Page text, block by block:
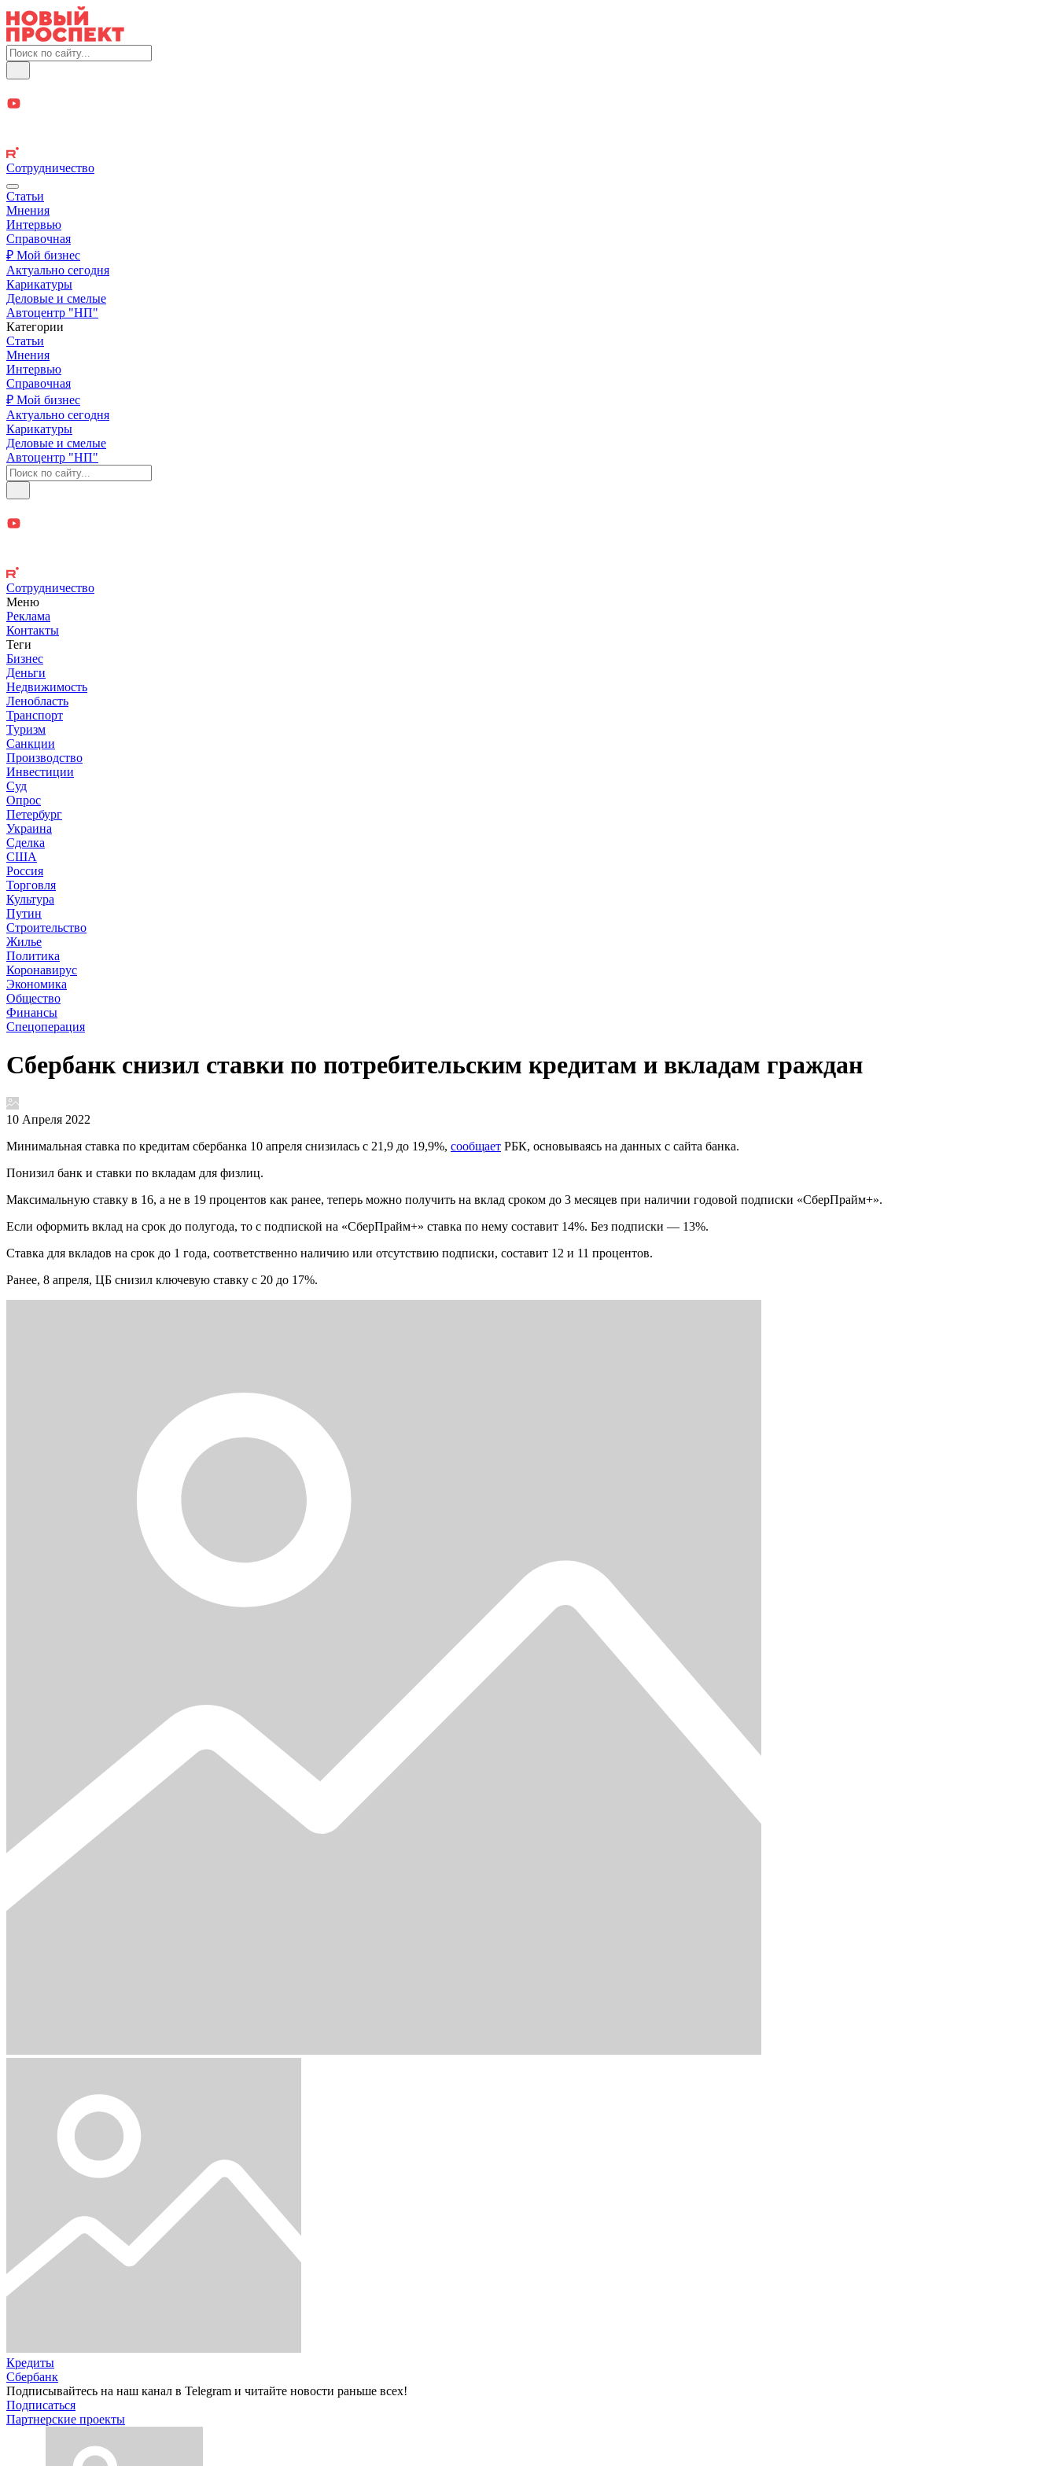
Сотрудничество
Статьи
Мнения
Интервью
Справочная
₽ Мой бизнес
Актуально сегодня
Карикатуры
Деловые и смелые
Автоцентр "НП"
Категории
Статьи
Мнения
Интервью
Справочная
₽ Мой бизнес
Актуально сегодня
Карикатуры
Деловые и смелые
Автоцентр "НП"
Сотрудничество
Меню
Реклама
Контакты
Теги
Бизнес
Деньги
Недвижимость
Ленобласть
Транспорт
Туризм
Санкции
Производство
Инвестиции
Суд
Опрос
Петербург
Украина
Сделка
США
Россия
Торговля
Культура
Путин
Строительство
Жилье
Политика
Коронавирус
Экономика
Общество
Финансы
Спецоперация
Сбербанк снизил ставки по потребительским кредитам и вкладам граждан
10 Апреля 2022
Минимальная ставка по кредитам сбербанка 10 апреля снизилась с 21,9 до 19,9%, сообщает РБК, основываясь на данных с сайта банка.
Понизил банк и ставки по вкладам для физлиц.
Максимальную ставку в 16, а не в 19 процентов как ранее, теперь можно получить на вклад сроком до 3 месяцев при наличии годовой подписки «СберПрайм+».
Если оформить вклад на срок до полугода, то с подпиской на «СберПрайм+» ставка по нему составит 14%. Без подписки — 13%.
Ставка для вкладов на срок до 1 года, соответственно наличию или отсутствию подписки, составит 12 и 11 процентов.
Ранее, 8 апреля, ЦБ снизил ключевую ставку с 20 до 17%.
Кредиты
Сбербанк
Подписывайтесь на наш канал в Telegram и читайте новости раньше всех!
Подписаться
Партнерские проекты